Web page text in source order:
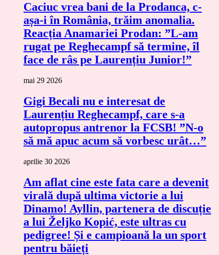
Caciuc vrea bani de la Prodanca, c-
așa-i în România, trăim anomalia.
Reacția Anamariei Prodan: ”L-am
rugat pe Reghecampf să termine, îl
face de râs pe Laurențiu Junior!”
mai 29 2026
Gigi Becali nu e interesat de
Laurențiu Reghecampf, care s-a
autopropus antrenor la FCSB! ”N-o
să mă apuc acum să vorbesc urât…”
aprilie 30 2026
Am aflat cine este fata care a devenit
virală după ultima victorie a lui
Dinamo! Ayllin, partenera de discuție
a lui Željko Kopić, este ultras cu
pedigree! Și e campioană la un sport
pentru băieți